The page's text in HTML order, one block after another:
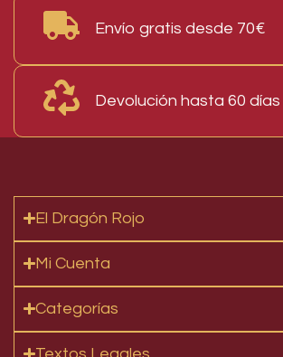
Envío gratis desde 70€
Devolución hasta 60 días
El Dragón Rojo
Mi Cuenta
Categorías
Textos Legales